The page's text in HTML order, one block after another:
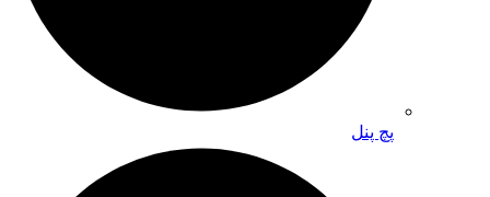
پچ پنل